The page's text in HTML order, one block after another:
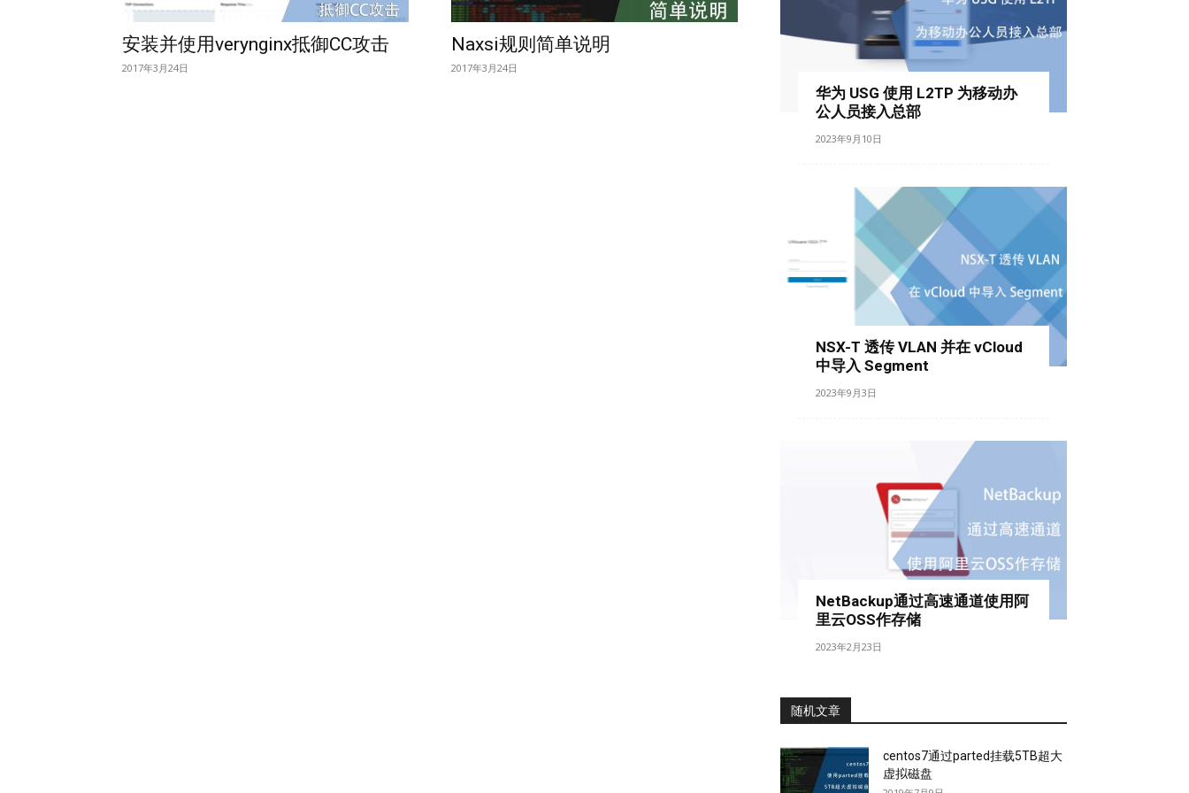
安装并使用verynginx抵御CC攻击
2017年3月24日
Naxsi规则简单说明
2017年3月24日
华为 USG 使用 L2TP 为移动办
公人员接入总部
2023年9月10日
NSX-T 透传 VLAN 并在 vCloud
中导入 Segment
2023年9月3日
NetBackup通过高速通道使用阿
里云OSS作存储
2023年2月23日
随机文章
centos7通过parted挂载5TB超大
虚拟磁盘